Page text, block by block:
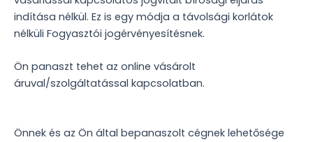
indítása nélkül. Ez is egy módja a távolsági korlátok
nélküli Fogyasztói jogérvényesítésnek.
Ön panaszt tehet az online vásárolt
áruval/szolgáltatással kapcsolatban.
Önnek és az Ön által bepanaszolt cégnek lehetősége